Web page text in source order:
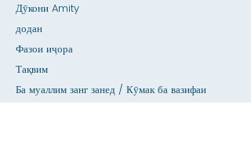
Дӯкони Amity
додан
Фазои иҷора
Тақвим
Ба муаллим занг занед / Кӯмак ба вазифаи